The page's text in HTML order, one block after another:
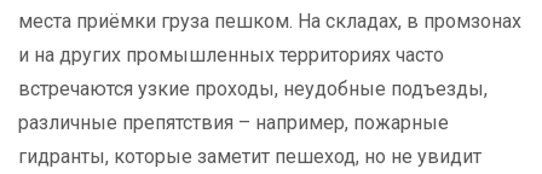
места приёмки груза пешком. На складах, в промзонах
и на других промышленных территориях часто
встречаются узкие проходы, неудобные подъезды,
различные препятствия – например, пожарные
гидранты, которые заметит пешеход, но не увидит